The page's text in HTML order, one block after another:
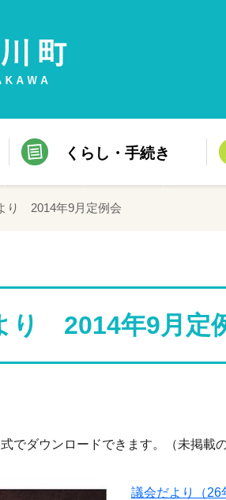
くらし・手続き
り 2014年9月定例会
り 2014年9月定
でダウンロードできます。（未掲載
議会だより（26